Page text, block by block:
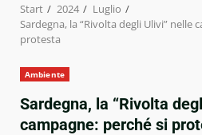
Start 2024
Luglio
Sardegna, la “Rivolta degli Ulivi” nelle
protesta
Ambiente
Sardegna, la “Rivolta
campagne: perché si